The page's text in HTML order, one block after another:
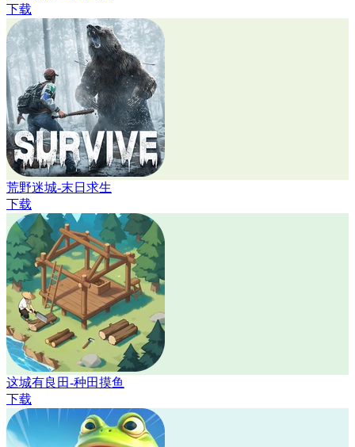
下载
荒野迷城-末日求生
下载
这城有良田-种田摸鱼
下载